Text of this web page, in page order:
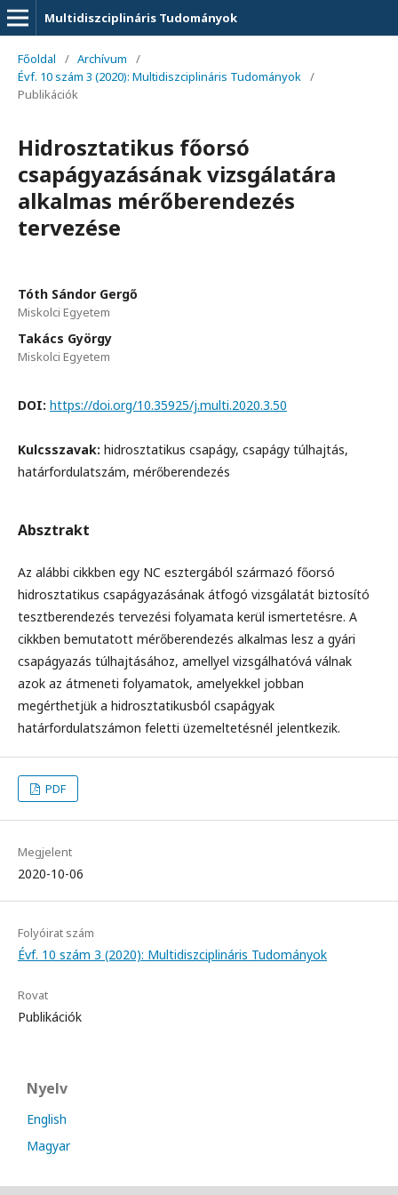
Multidiszciplináris Tudományok
Főoldal / Archívum
/
Évf. 10 szám 3 (2020): Multidiszciplináris Tudományok /
Publikációk
Hidrosztatikus főorsó
csapágyazásának vizsgálatára
alkalmas mérőberendezés
tervezése
Tóth Sándor Gergő
Miskolci Egyetem
Takács György
Miskolci Egyetem
DOI: https://doi.org/10.35925/j.multi.2020.3.50
Kulcsszavak: hidrosztatikus csapágy, csapágy túlhajtás,
határfordulatszám, mérőberendezés
Absztrakt
Az alábbi cikkben egy NC esztergából származó főorsó
hidrosztatikus csapágyazásának átfogó vizsgálatát biztosító
tesztberendezés tervezési folyamata kerül ismertetésre. A
cikkben bemutatott mérőberendezés alkalmas lesz a gyári
csapágyazás túlhajtásához, amellyel vizsgálhatóvá válnak
azok az átmeneti folyamatok, amelyekkel jobban
megérthetjük a hidrosztatikusból csapágyak
határfordulatszámon feletti üzemeltetésnél jelentkezik.
PDF
Megjelent
2020-10-06
Folyóirat szám
Évf. 10 szám 3 (2020): Multidiszciplináris Tudományok
Rovat
Publikációk
Nyelv
English
Magyar